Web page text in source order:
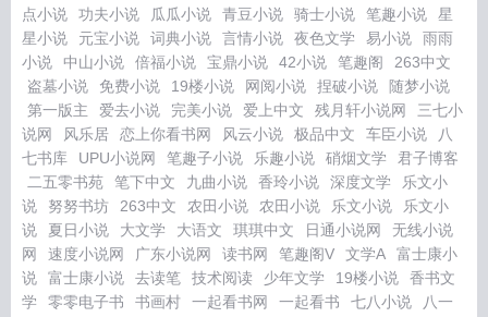
点小说
功夫小说 瓜瓜小说 青豆小说 骑士小说 笔趣小说
星
星小说
元宝小说 词典小说 言情小说 夜色文学 易小说
雨雨
小说
中山小说 倍福小说 宝鼎小说 42小说 笔趣阁
263中文
盗墓小说
免费小说 19楼小说 网阅小说 捏破小说
随梦小说
第一版主
爱去小说 完美小说 爱上中文 残月轩小说网
三七小
说网
风乐居 恋上你看书网 风云小说 极品中文 车臣小说
八
七书库
UPU小说网 笔趣子小说 乐趣小说 硝烟文学
君子博客
二五零书苑
笔下中文 九曲小说 香玲小说 深度文学
乐文小
说
努努书坊 263中文 农田小说 农田小说 乐文小说
乐文小
说
夏日小说 大文学 大语文 琪琪中文 日通小说网
无线小说
网
速度小说网 广东小说网 读书网 笔趣阁V 文学A
富士康小
说
富士康小说 去读笔 技术阅读 少年文学 19楼小说
香书文
学
零零电子书 书画村 一起看书网 一起看书 七八小说
八一